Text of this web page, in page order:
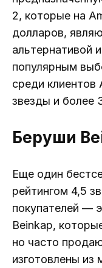
2, которые на
долларов,
альтернативой
популярным
среди
звезды и более
Беруши
Еще один
рейтингом 4,5
покупателей —
Beinkap,
но часто
изготовлены из